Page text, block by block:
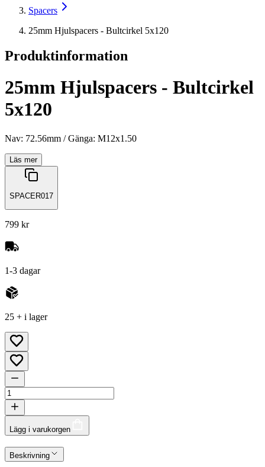
Spacers
25mm Hjulspacers - Bultcirkel 5x120
Produktinformation
25mm Hjulspacers - Bultcirkel
5x120
Nav: 72.56mm / Gänga: M12x1.50
Läs mer
SPACER017
799 kr
1-3 dagar
25 + i lager
Lägg i varukorgen
Beskrivning